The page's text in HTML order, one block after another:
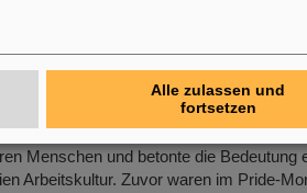
mit Regenbogenfahne
Street Day (CSD) in Darmstadt
die Regenbogenfahne für Vielfalt,
Die Geschäftsführung eröffnete mit
Menschen und betonte die Bedeutung
Arbeitskultur. Zuvor waren im Pride-
Alle zulassen und
fortsetzen